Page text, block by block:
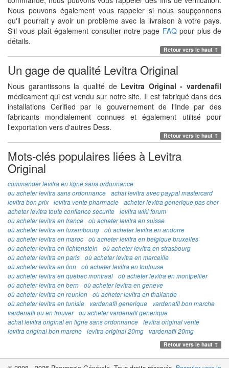
Nous pouvons également vous rappeler si nous soupçonnons
qu'il pourrait y avoir un problème avec la livraison à votre pays.
S'il vous plaît également consulter notre page FAQpour plus de
détails.
Retour vers le haut ↑
Un gage de qualité Levitra Original
Nous garantissons la qualité de Levitra Original - vardenafil
médicament qui est vendu sur notre site. Il est fabriqué dans des
installations Cerified par le gouvernement de l'Inde par des
fabricants mondialement connues et également utilisé pour
l'exportation vers d'autres Dess.
Retour vers le haut ↑
Mots-clés populaires liées à Levitra
Original
commander levitra en ligne sans ordonnance
ou acheter levitra sans ordonnance
achat levitra avec paypal mastercard
levitra bon prix
levitra vente pharmacie
acheter levitra generique pas cher
acheter levitra toute confiance securite
levitra wiki forum
où acheter levitra en france
où acheter levitra en suisse
où acheter levitra en luxembourg
où acheter levitra en andorre
où acheter levitra en maroc
où acheter levitra en belgique bruxelles
où acheter levitra en lichtenstein
où acheter levitra en strasbourg
où acheter levitra en paris
où acheter levitra en marceille
où acheter levitra en lion
où acheter levitra en toulouse
où acheter levitra en quebec montreal
où acheter levitra en montpellier
où acheter levitra en bern
où acheter levitra en geneve
où acheter levitra en reunion
où acheter levitra en thailande
où acheter levitra en tunisie
vardenafil generique
vardenafil bon marche
vardenafil ou en trouver
ou acheter vardenafil generique
achat levitra original en ligne sans ordonnance
levitra original vente
levitra original bon marche
levitra original 20mg vardenafil 20mg
Retour vers le haut ↑